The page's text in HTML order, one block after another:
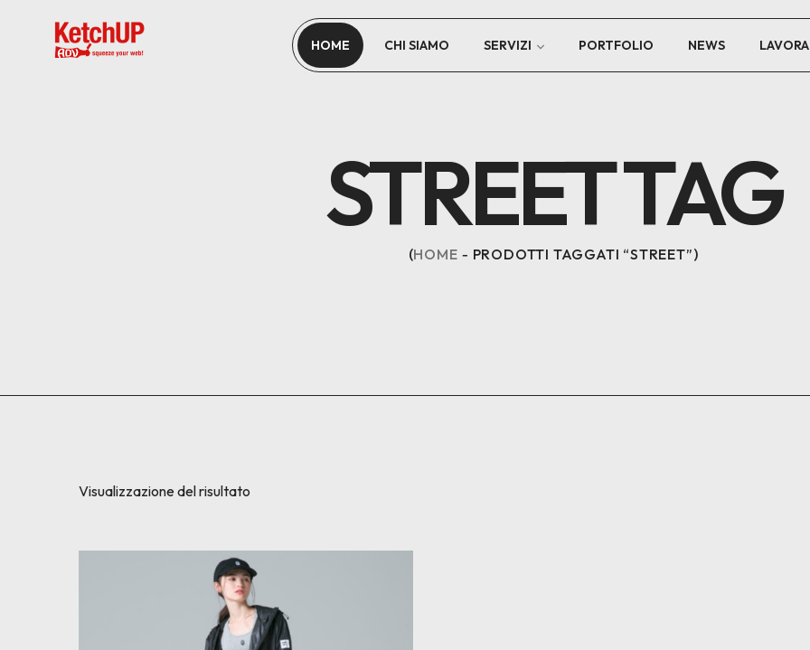
HOME CHI SIAMO SERVIZI PORTFOLIO NEWS
STREET TAG
HOME PRODOTTI TAGGATI “STREET”
Visualizzazione del risultato